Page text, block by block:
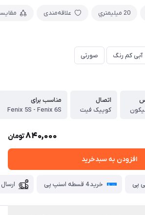
20 ميليمتري علاقه‌مندی
آبی کم رنگ صورتی
اتصال
کوییک فیت
مناسب برای
Fenix 5S - Fenix 6S
840,000تومان
افزودن به سبدخرید
خرید 4 قسطه اسنپ پی